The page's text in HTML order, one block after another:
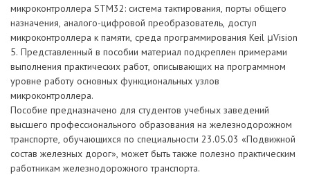
микроконтроллера STM32: система тактирования, порты общего
назначения, аналого-цифровой преобразователь, доступ
микроконтроллера к памяти, среда программирования Keil μVision
5. Представленный в пособии материал подкреплен примерами
выполнения практических работ, описывающих на программном
уровне работу основных функциональных узлов
микроконтроллера.
Пособие предназначено для студентов учебных заведений
высшего профессионального образования на железнодорожном
транспорте, обучающихся по специальности 23.05.03 «Подвижной
состав железных дорог», может быть также полезно практическим
работникам железнодорожного транспорта.